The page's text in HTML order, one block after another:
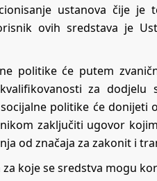
ustanova čije je
ovih sredstava je
politike će putem
za dodjelu
politike će donijeti
zaključiti ugovor
od značaja za zakonit i
koje se sredstva mogu